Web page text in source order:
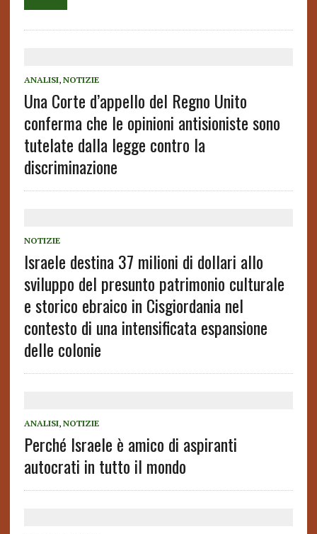
ANALISI, NOTIZIE
Una Corte d’appello del Regno Unito
conferma che le opinioni antisioniste sono
tutelate dalla legge contro la
discriminazione
NOTIZIE
Israele destina 37 milioni di dollari allo
sviluppo del presunto patrimonio culturale
e storico ebraico in Cisgiordania nel
contesto di una intensificata espansione
delle colonie
ANALISI, NOTIZIE
Perché Israele è amico di aspiranti
autocrati in tutto il mondo